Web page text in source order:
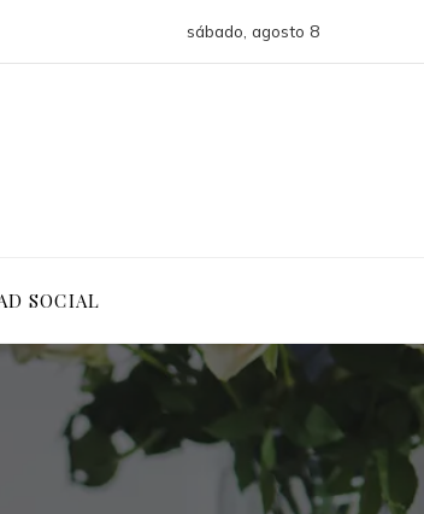
sábado, agosto 8
SOCIAL